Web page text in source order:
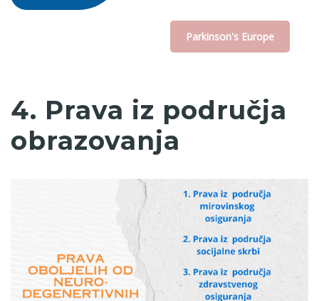
Parkinson's Europe
4. Prava iz područja
obrazovanja